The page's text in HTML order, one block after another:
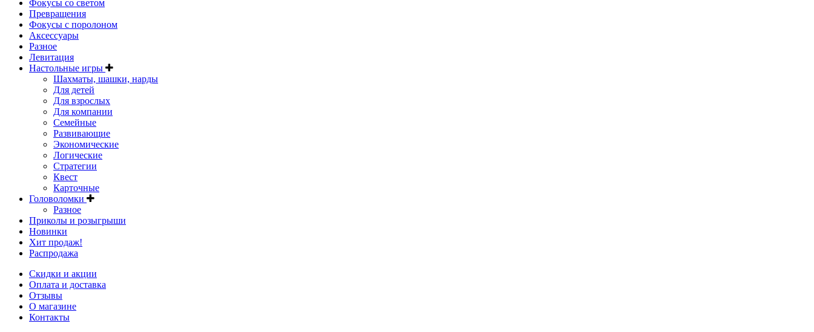
Фокусы со светом
Превращения
Фокусы с поролоном
Аксессуары
Разное
Левитация
Настольные игры
Шахматы, шашки, нарды
Для детей
Для взрослых
Для компании
Семейные
Развивающие
Экономические
Логические
Стратегии
Квест
Карточные
Головоломки
Разное
Приколы и розыгрыши
Новинки
Хит продаж!
Распродажа
Скидки и акции
Оплата и доставка
Отзывы
О магазине
Контакты